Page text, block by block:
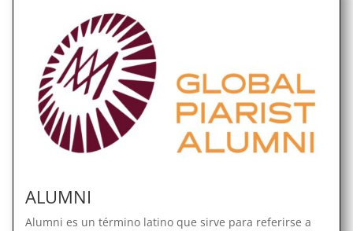
ALUMNI
Alumni es un término latino que sirve para referirse a